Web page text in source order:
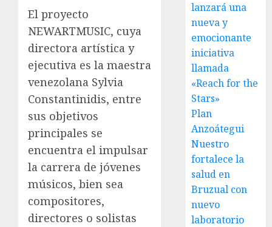
El proyecto
NEWARTMUSIC, cuya
directora artística y
ejecutiva es la maestra
venezolana Sylvia
Constantinidis, entre
sus objetivos
principales se
encuentra el impulsar
la carrera de jóvenes
músicos, bien sea
compositores,
directores o solistas
lanzará una
nueva y
emocionante
iniciativa
llamada
«Reach for the
Stars»
Plan
Anzoátegui
Nuestro
fortalece la
salud en
Bruzual con
nuevo
laboratorio